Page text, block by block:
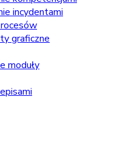
incydentami
graficzne
moduły